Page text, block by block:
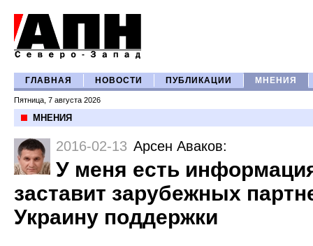
ГЛАВНАЯ НОВОСТИ ПУБЛИКАЦИИ МНЕНИЯ
Пятница, 7 августа 2026
МНЕНИЯ
2016-02-13 Арсен Аваков:
У меня есть
заставит зарубежных
Украину поддержки